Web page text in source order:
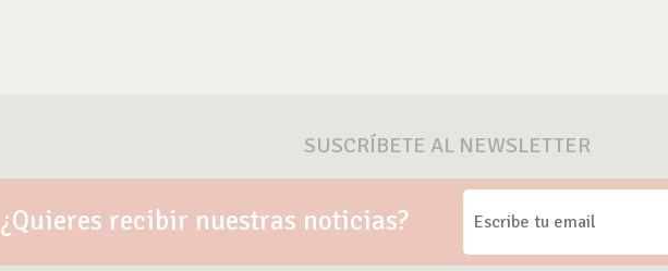
SUSCRÍBETE AL NEWSLETTER
¿Quieres recibir nuestras noticias?